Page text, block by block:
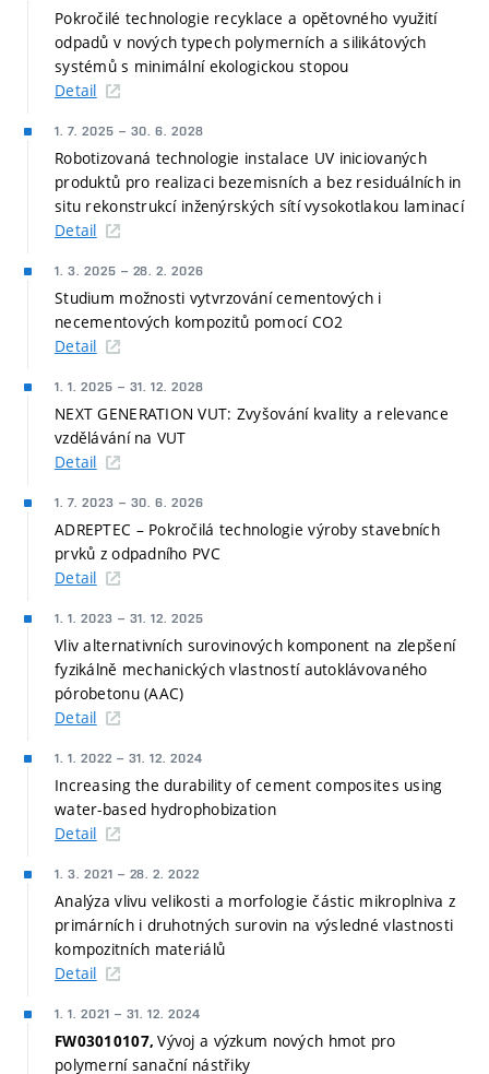
Pokročilé technologie recyklace a opětovného využití
odpadů v nových typech polymerních a silikátových
systémů s minimální ekologickou stopou
Detail
1. 7. 2025 – 30. 6. 2028
Robotizovaná technologie instalace UV iniciovaných
produktů pro realizaci bezemisních a bez residuálních in
situ rekonstrukcí inženýrských sítí vysokotlakou laminací
Detail
1. 3. 2025 – 28. 2. 2026
Studium možnosti vytvrzování cementových i
necementových kompozitů pomocí CO2
Detail
1. 1. 2025 – 31. 12. 2028
NEXT GENERATION VUT: Zvyšování kvality a relevance
vzdělávání na VUT
Detail
1. 7. 2023 – 30. 6. 2026
ADREPTEC – Pokročilá technologie výroby stavebních
prvků z odpadního PVC
Detail
1. 1. 2023 – 31. 12. 2025
Vliv alternativních surovinových komponent na zlepšení
fyzikálně mechanických vlastností autoklávovaného
pórobetonu (AAC)
Detail
1. 1. 2022 – 31. 12. 2024
Increasing the durability of cement composites using
water-based hydrophobization
Detail
1. 3. 2021 – 28. 2. 2022
Analýza vlivu velikosti a morfologie částic mikroplniva z
primárních i druhotných surovin na výsledné vlastnosti
kompozitních materiálů
Detail
1. 1. 2021 – 31. 12. 2024
FW03010107,Vývoj a výzkum nových hmot pro
polymerní sanační nástřiky